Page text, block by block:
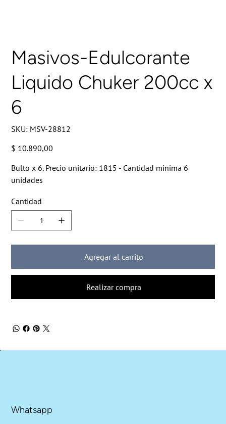
Masivos-Edulcorante
Liquido Chuker 200cc x
6
SKU: SKU
MSV-
MSV-28812
Precio
$ 10.890,00
Bulto x 6. Precio unitario: 1815 - Cantidad minima 6
unidades
Cantidad
Agregar al carrito
Realizar compra
Whatsapp